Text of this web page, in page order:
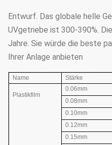
Entwurf. Das globale helle
UVgetriebe ist 300-390%.
Jahre. Sie würde die beste
Ihrer Anlage anbieten
Name Stärke
Plastikfilm
0.06mm
0.08mm
0.10mm
0.12mm
0.15mm